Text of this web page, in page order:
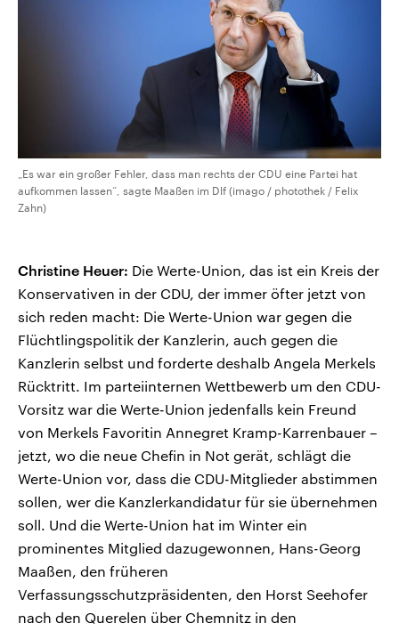
„Es war ein großer Fehler, dass man rechts der CDU eine Partei hat
aufkommen lassen“, sagte Maaßen im Dlf (imago / photothek / Felix
Zahn)
Christine Heuer: Die Werte-Union, das ist ein Kreis der
Konservativen in der CDU, der immer öfter jetzt von
sich reden macht: Die Werte-Union war gegen die
Flüchtlingspolitik der Kanzlerin, auch gegen die
Kanzlerin selbst und forderte deshalb Angela Merkels
Rücktritt. Im parteiinternen Wettbewerb um den CDU-
Vorsitz war die Werte-Union jedenfalls kein Freund
von Merkels Favoritin Annegret Kramp-Karrenbauer –
jetzt, wo die neue Chefin in Not gerät, schlägt die
Werte-Union vor, dass die CDU-Mitglieder abstimmen
sollen, wer die Kanzlerkandidatur für sie übernehmen
soll. Und die Werte-Union hat im Winter ein
prominentes Mitglied dazugewonnen, Hans-Georg
Maaßen, den früheren
Verfassungsschutzpräsidenten, den Horst Seehofer
nach den Querelen über Chemnitz in den